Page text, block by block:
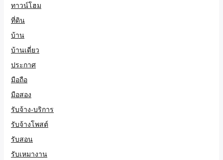
ทาวน์โฮม
ที่ดิน
บ้าน
บ้านเดี่ยว
ประกาศ
มือถือ
มือสอง
รับจ้าง-บริการ
รับจ้างโพสต์
รับสอน
รับเหมางาน